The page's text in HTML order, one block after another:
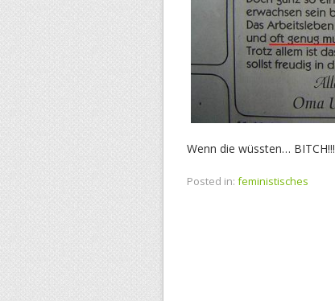
Wenn die wüssten… BITCH!!!
Posted in: feministisches